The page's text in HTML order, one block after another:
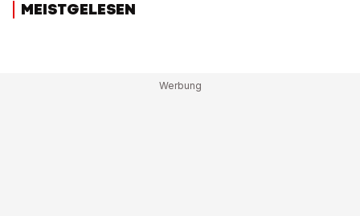
MEISTGELESEN